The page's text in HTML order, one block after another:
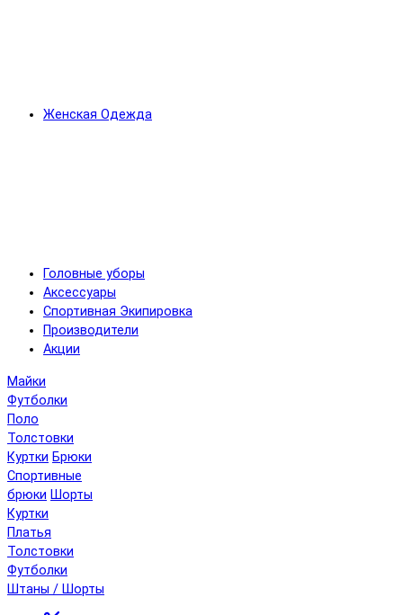
Женская Одежда
Головные уборы
Аксессуары
Спортивная Экипировка
Производители
Акции
Майки
Футболки
Поло
Толстовки
Куртки Брюки
Спортивные
брюки Шорты
Куртки
Платья
Толстовки
Футболки
Штаны / Шорты